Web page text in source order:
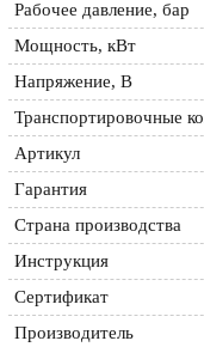
Рабочее давление, бар
Мощность, кВт
Напряжение, В
Транспортировочные
Артикул
Гарантия
Страна производства
Инструкция
Сертификат
Производитель